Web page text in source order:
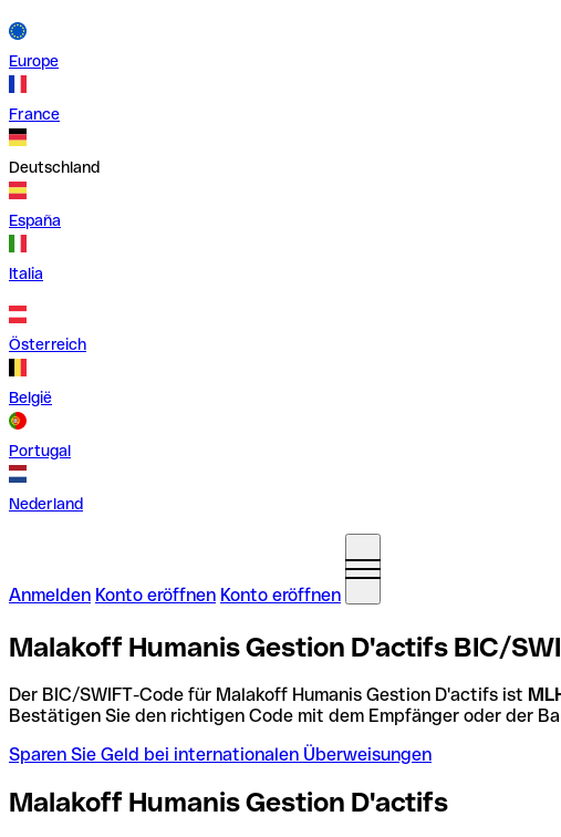
Europe
France
Deutschland
España
Italia
Österreich
België
Portugal
Nederland
Anmelden Konto eröffnen Konto eröffnen
Malakoff Humanis Gestion D'actifs BIC/
Der BIC/SWIFT-Code für Malakoff Humanis Gestion D'actifs ist
Bestätigen Sie den richtigen Code mit dem Empfänger oder der
Sparen Sie Geld bei internationalen Überweisungen
Malakoff Humanis Gestion D'actifs